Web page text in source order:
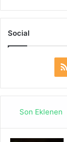
Social
Son Eklenen